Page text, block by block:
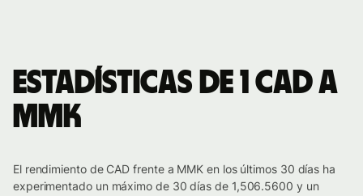
Estadísticas de 1 CAD a
MMK
El rendimiento de CAD frente a MMK en los últimos 30 días ha
experimentado un máximo de 30 días de 1,506.5600 y un